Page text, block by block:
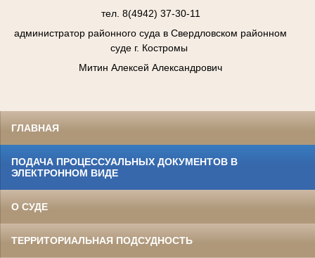
тел. 8(4942) 37-30-11
администратор районного суда в Свердловском районном
суде г. Костромы
Митин Алексей Александрович
ГЛАВНАЯ
ПОДАЧА ПРОЦЕССУАЛЬНЫХ ДОКУМЕНТОВ В
ЭЛЕКТРОННОМ ВИДЕ
О СУДЕ
ТЕРРИТОРИАЛЬНАЯ ПОДСУДНОСТЬ